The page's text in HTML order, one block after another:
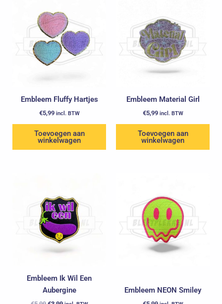
Embleem Fluffy Hartjes
€5,99 incl. BTW
Toevoegen aan
winkelwagen
Embleem Material Girl
€5,99 incl. BTW
Toevoegen aan
winkelwagen
Embleem Ik Wil Een
Aubergine
€5,99.€3,99.
Embleem NEON Smiley